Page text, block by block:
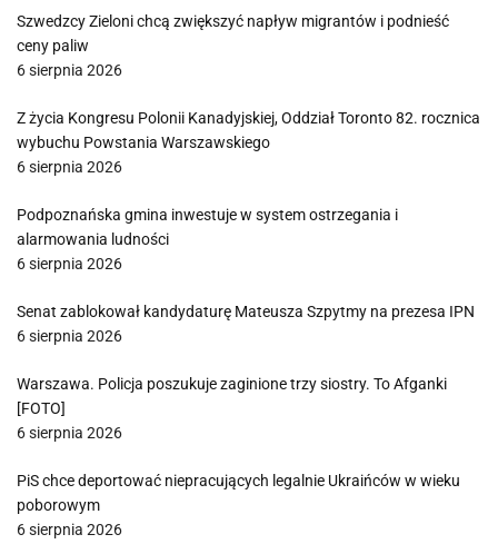
Szwedzcy Zieloni chcą zwiększyć napływ migrantów i podnieść
ceny paliw
6 sierpnia 2026
Z życia Kongresu Polonii Kanadyjskiej, Oddział Toronto 82. rocznica
wybuchu Powstania Warszawskiego
6 sierpnia 2026
Podpoznańska gmina inwestuje w system ostrzegania i
alarmowania ludności
6 sierpnia 2026
Senat zablokował kandydaturę Mateusza Szpytmy na prezesa IPN
6 sierpnia 2026
Warszawa. Policja poszukuje zaginione trzy siostry. To Afganki
[FOTO]
6 sierpnia 2026
PiS chce deportować niepracujących legalnie Ukraińców w wieku
poborowym
6 sierpnia 2026